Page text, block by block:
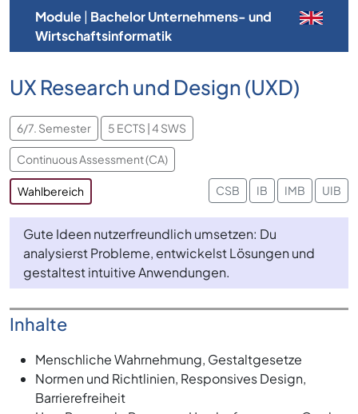
Module| Bachelor Unternehmens- und
Wirtschaftsinformatik
UX Research und Design (UXD)
6/7. Semester 5 ECTS | 4 SWS
Continuous Assessment (CA)
Wahlbereich CSB IB IMB UIB
Gute Ideen nutzerfreundlich umsetzen: Du
analysierst Probleme, entwickelst Lösungen und
gestaltest intuitive Anwendungen.
Inhalte
Menschliche Wahrnehmung, Gestaltgesetze
Normen und Richtlinien, Responsives Design,
Barrierefreiheit